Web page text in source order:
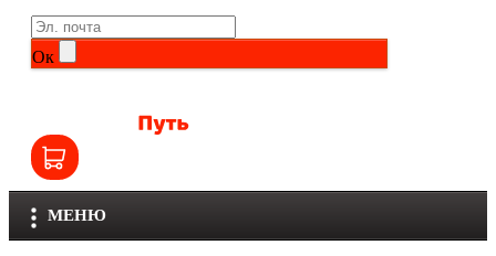
Ок
МЕНЮ
Общие комплексы
Витамины группы B
Витамины для детей
Железо
Life Extension
NOW
Olimp
Optimum Nutrition